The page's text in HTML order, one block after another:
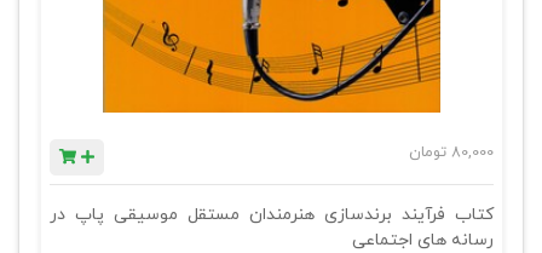
80,000 تومان
کتاب فرآیند برندسازی هنرمندان مستقل موسیقی پاپ در
رسانه های اجتماعی